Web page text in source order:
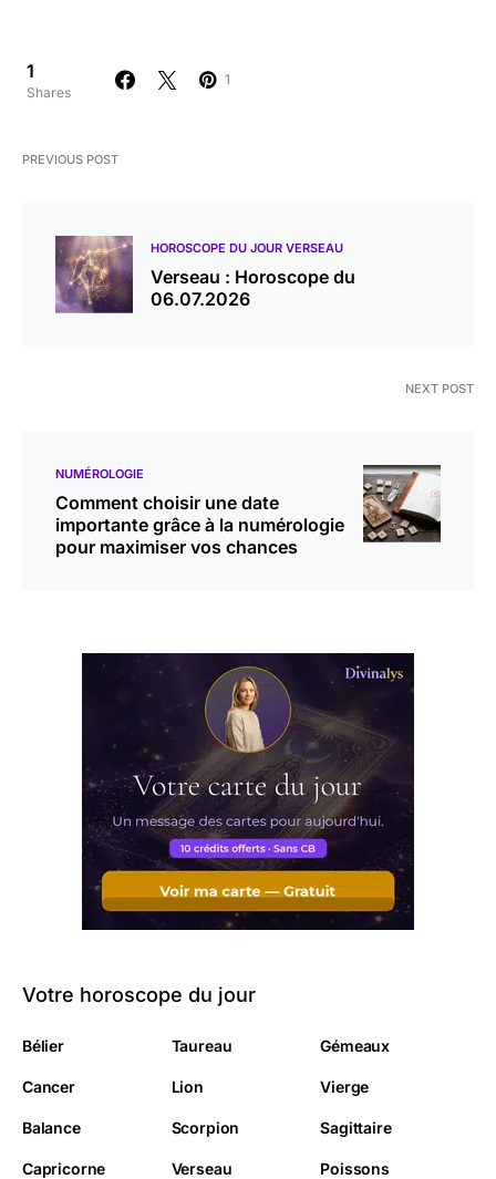
1
Shares
1
PREVIOUS POST
HOROSCOPE DU JOUR VERSEAU
Verseau : Horoscope du
06.07.2026
NEXT POST
NUMÉROLOGIE
Comment choisir une date
importante grâce à la numérologie
pour maximiser vos chances
Votre horoscope du jour
Bélier Taureau Gémeaux
Cancer Lion Vierge
Balance Scorpion Sagittaire
Capricorne Verseau Poissons